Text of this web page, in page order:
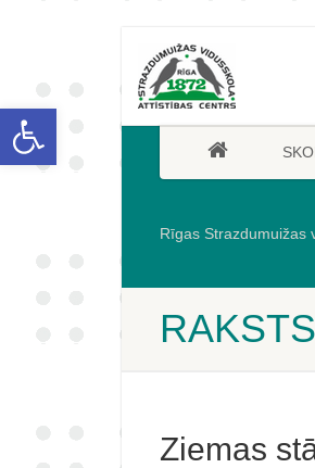
Open toolbar
Rīgas Strazdumuižas
RAKSTS
Ziemas